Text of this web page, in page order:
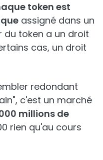
token est
assigné dans un
token a un droit
cas, un droit
redondant
c'est un marché
millions de
rien qu'au cours